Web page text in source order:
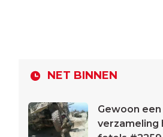
NET BINNEN
Gewoon een
verzameling